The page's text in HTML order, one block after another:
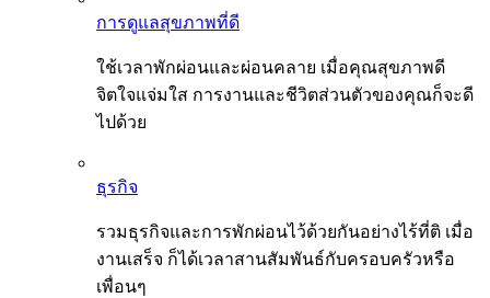
การดูแลสุขภาพที่ดี
ใช้เวลาพักผ่อนและผ่อนคลาย เมื่อคุณสุขภาพดี
จิตใจแจ่มใส การงานและชีวิตส่วนตัวของคุณก็จะดี
ไปด้วย
ธุรกิจ
รวมธุรกิจและการพักผ่อนไว้ด้วยกันอย่างไร้ที่ติ เมื่อ
งานเสร็จ ก็ได้เวลาสานสัมพันธ์กับครอบครัวหรือ
เพื่อนๆ